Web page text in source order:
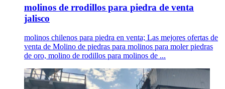
molinos de rrodillos para piedra de venta
jalisco
molinos chilenos para piedra en venta; Las mejores ofertas de
venta de Molino de piedras para molinos para moler piedras
de oro, molino de rodillos para molinos de ...